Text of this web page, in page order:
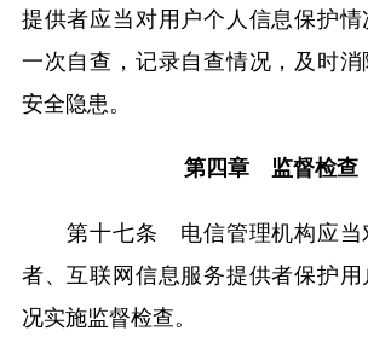
提供者应当对用户个人信息保护
一次自查，记录自查情况，及时
安全隐患。
第四章 监督检查
第十七条 电信管理机构应当
者、互联网信息服务提供者保护
况实施监督检查。